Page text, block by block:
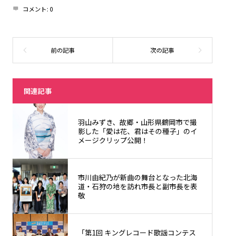
コメント: 0
関連記事
羽山みずき、故郷・山形県鶴岡市で撮
影した「愛は花、君はその種子」のイ
メージクリップ公開！
市川由紀乃が新曲の舞台となった北海
道・石狩の地を訪れ市長と副市長を表
敬
「第1回 キングレコード歌謡コンテス